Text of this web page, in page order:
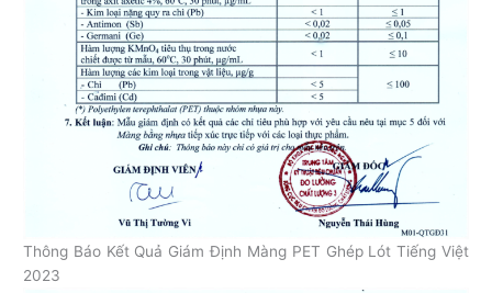
Thông Báo Kết Quả Giám Định Màng PET Ghép Lót Tiếng Việt
2023